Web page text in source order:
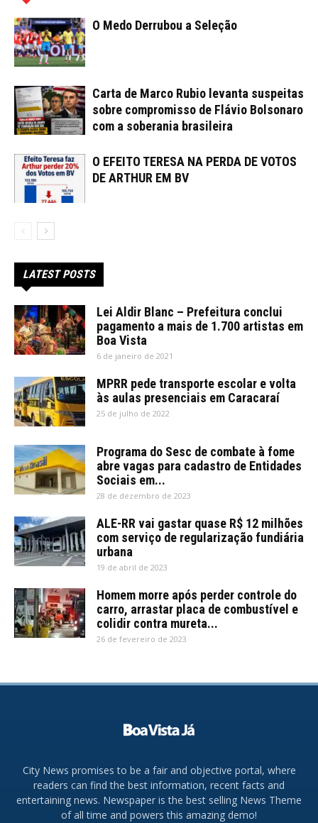
O Medo Derrubou a Seleção
Carta de Marco Rubio levanta suspeitas
sobre compromisso de Flávio Bolsonaro
com a soberania brasileira
O EFEITO TERESA NA PERDA DE VOTOS
DE ARTHUR EM BV
LATEST POSTS
Lei Aldir Blanc – Prefeitura conclui
pagamento a mais de 1.700 artistas em
Boa Vista
6 de janeiro de 2021
MPRR pede transporte escolar e volta
às aulas presenciais em Caracaraí
25 de julho de 2022
Programa do Sesc de combate à fome
abre vagas para cadastro de Entidades
Sociais em...
28 de dezembro de 2023
ALE-RR vai gastar quase R$ 12 milhões
com serviço de regularização fundiária
urbana
19 de abril de 2023
Homem morre após perder controle do
carro, arrastar placa de combustível e
colidir contra mureta...
26 de fevereiro de 2023
City News promises to be a fair and objective portal, where
readers can find the best information, recent facts and
entertaining news. Newspaper is the best selling News Theme
of all time and powers this amazing demo!